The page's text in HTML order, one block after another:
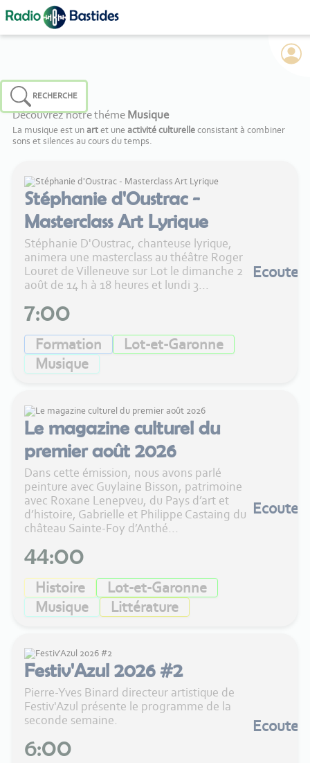
RECHERCHE
Découvrez notre théme Musique
La musique est unartet une activité culturelleconsistant à combiner
sons et silences au cours du temps.
Stéphanie d'Oustrac -
Masterclass Art Lyrique
Stéphanie D'Oustrac, chanteuse lyrique,
animera une masterclass au théâtre Roger
Louret de Villeneuve sur Lot le dimanche 2
août de 14 h à 18 heures et lundi 3...
7:00
Formation
Lot-et-Garonne
Musique
Ecouter
Le magazine culturel du
premier août 2026
Dans cette émission, nous avons parlé
peinture avec Guylaine Bisson, patrimoine
avec Roxane Lenepveu, du Pays d’art et
d’histoire, Gabrielle et Philippe Castaing du
château Sainte-Foy d’Anthé...
44:00
Histoire
Lot-et-Garonne
Musique
Littérature
Ecouter
Festiv'Azul 2026 #2
Pierre-Yves Binard directeur artistique de
Festiv'Azul présente le programme de la
seconde semaine.
6:00
Ecouter
Panneau de gestion des cookies